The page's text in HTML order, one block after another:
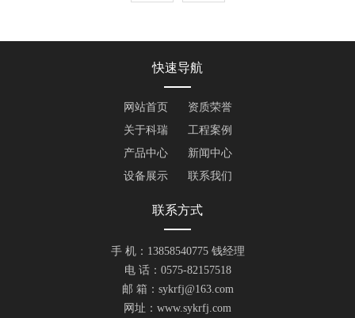
快速导航
网站首页
资质荣誉
关于科瑞
工程案例
产品中心
新闻中心
设备展示
联系我们
联系方式
手 机：13858540775 钱经理
电 话：0575-82157518
邮 箱：sykrfj@163.com
网址：www.sykrfj.com